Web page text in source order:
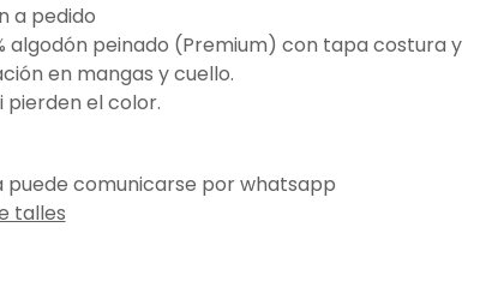
a pedido
algodón peinado (Premium) con tapa costura y
en mangas y cuello.
pierden el color.
puede comunicarse por whatsapp
talles